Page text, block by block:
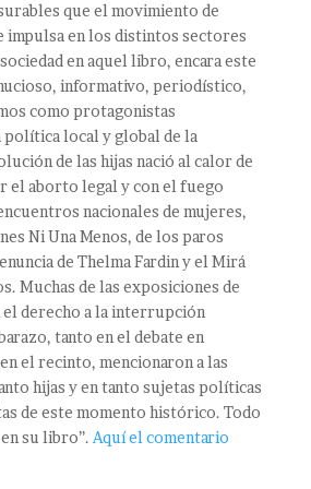
que el movimiento de
impulsa en los distintos sectores
en aquel libro, encara este
informativo, periodístico,
como protagonistas
local y global de la
de las hijas nació al calor de
el aborto legal y con el fuego
nacionales de mujeres,
Ni Una Menos, de los paros
de Thelma Fardin y el Mirá
Muchas de las exposiciones de
el derecho a la interrupción
tanto en el debate en
el recinto, mencionaron a las
hijas y en tanto sujetas políticas
de este momento histórico. Todo
su libro”. Aquí el comentario